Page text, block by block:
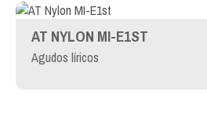
AT NYLON MI-E1ST
Agudos líricos